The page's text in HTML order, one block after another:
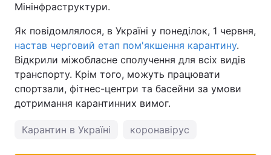
Мінінфраструктури.
Як повідомлялося, в Україні у понеділок, 1 червня,
настав черговий етап пом'якшення карантину.
Відкрили міжобласне сполучення для всіх видів
транспорту. Крім того, можуть працювати
спортзали, фітнес-центри та басейни за умови
дотримання карантинних вимог.
Карантин в Україні коронавірус